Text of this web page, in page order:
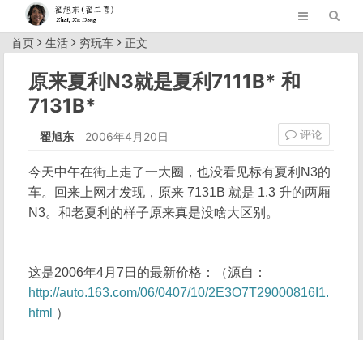
首页 生活 穷玩车 正文
原来夏利N3就是夏利7111B* 和
7131B*
翟旭东 2006年4月20日 评论
今天中午在街上走了一大圈，也没看见标有夏利N3的
车。回来上网才发现，原来 7131B 就是 1.3 升的两厢
N3。和老夏利的样子原来真是没啥大区别。
这是2006年4月7日的最新价格：（源自：
http://auto.163.com/06/0407/10/2E3O7T29000816I1.
html ）